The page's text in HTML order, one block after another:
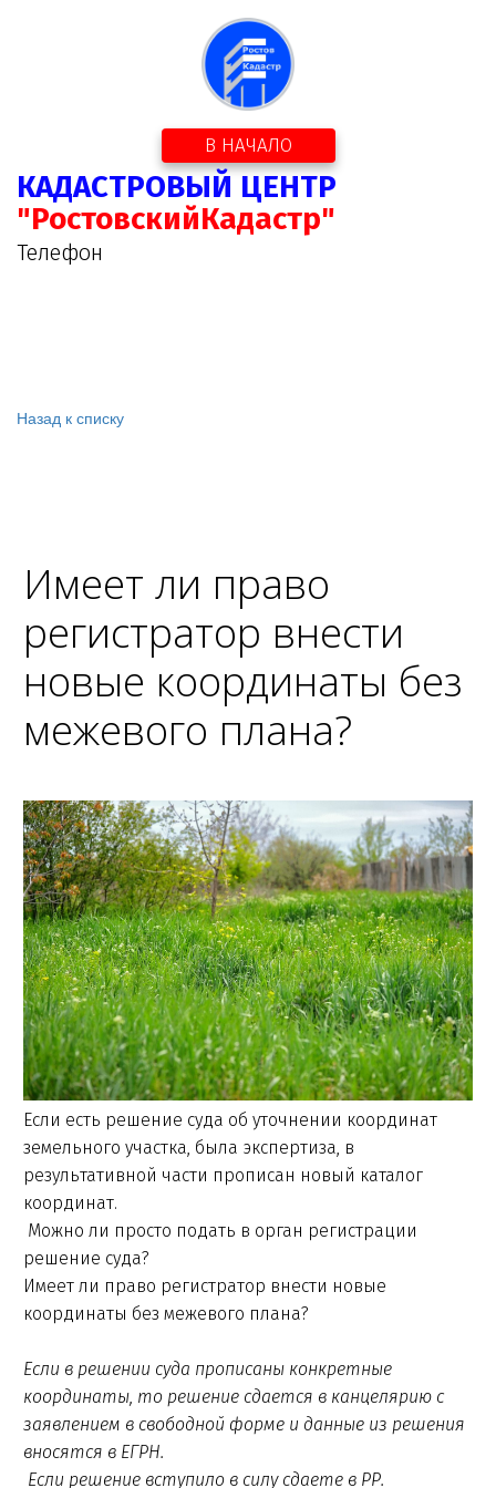
В НАЧАЛО
КАДАСТРОВЫЙ ЦЕНТР
"РостовскийКадастр"
Телефон
Назад к списку
Имеет ли право
регистратор внести
новые координаты без
межевого плана?
Если есть решение суда об уточнении координат
земельного участка, была экспертиза, в
результативной части прописан новый каталог
координат.
Можно ли просто подать в орган регистрации
решение суда?
Имеет ли право регистратор внести новые
координаты без межевого плана?
Если в решении суда прописаны конкретные
координаты, то решение сдается в канцелярию с
заявлением в свободной форме и данные из решения
вносятся в ЕГРН.
Если решение вступило в силу сдаете в РР.